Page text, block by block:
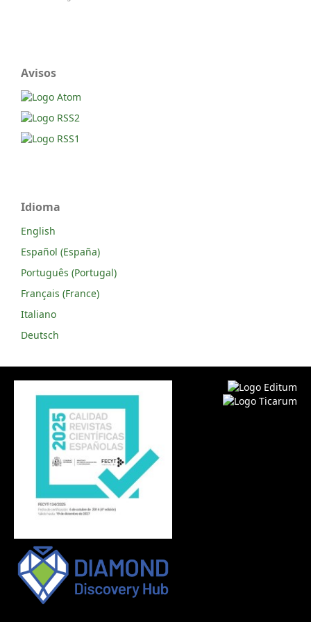
Avisos
Idioma
English
Español (España)
Português (Portugal)
Français (France)
Italiano
Deutsch